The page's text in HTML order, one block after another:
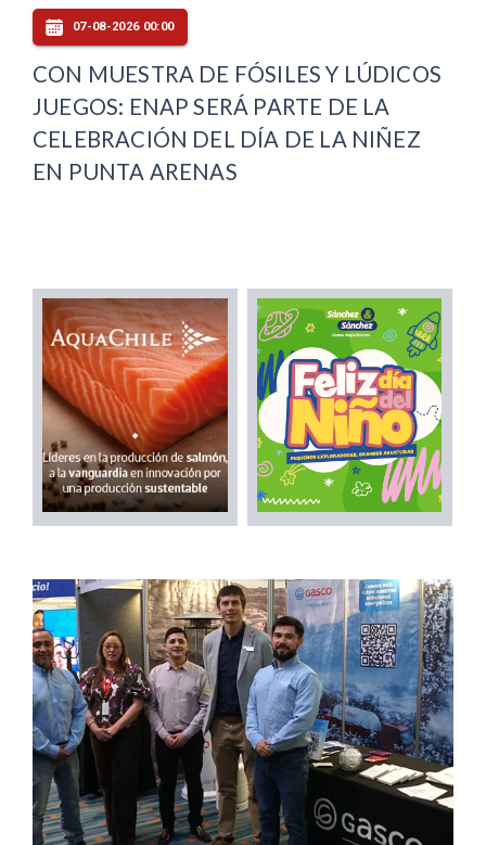
07-08-2026 00:00
CON MUESTRA DE FÓSILES Y LÚDICOS
JUEGOS: ENAP SERÁ PARTE DE LA
CELEBRACIÓN DEL DÍA DE LA NIÑEZ
EN PUNTA ARENAS